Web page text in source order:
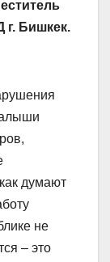
г. Бишкек.
думают
не
– это